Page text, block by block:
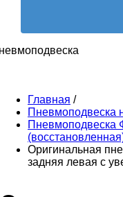
Главная /
Пневмоподвеска
Пневмоподвеска
Оригинальная
задняя левая с